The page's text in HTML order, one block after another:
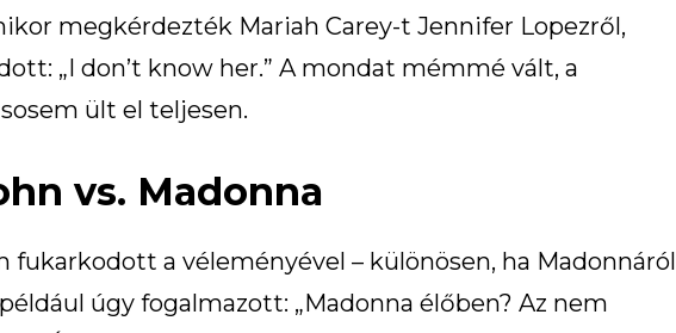
megkérdezték Mariah Carey-t Jennifer Lopezről,
„I don’t know her.” A mondat mémmé vált, a
ült el teljesen.
vs. Madonna
fukarkodott a véleményével – különösen, ha Madonnáról
úgy fogalmazott: „Madonna élőben? Az nem